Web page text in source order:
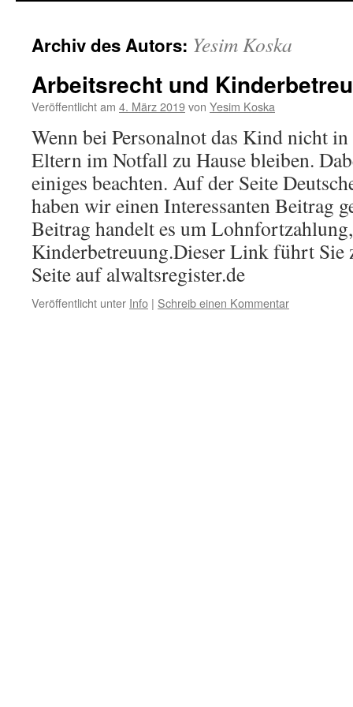
Archiv des Autors: Yesim Koska
Arbeitsrecht und
Veröffentlicht am 4. März 2019von Yesim Koska
Wenn bei Personalnot das Kind nicht
Eltern im Notfall zu Hause bleiben.
einiges beachten. Auf der Seite
haben wir einen Interessanten Beitrag
Beitrag handelt es um
Kinderbetreuung.Dieser Link führt Sie
Seite auf alwaltsregister.de
Veröffentlicht unter Info | Schreib einen Kommentar